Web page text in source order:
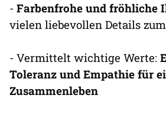
- Farbenfrohe und fröhliche
vielen liebevollen Details
- Vermittelt wichtige Werte:
Toleranz und Empathie für
Zusammenleben